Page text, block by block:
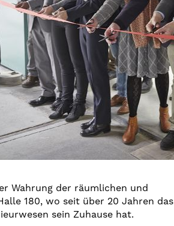
Wahrung der räumlichen und
180, wo seit über 20 Jahren das
sein Zuhause hat.